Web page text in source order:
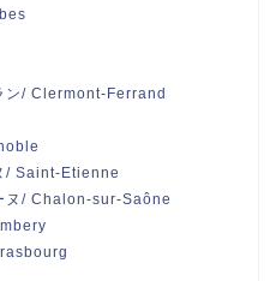
ン/ Clermont-Ferrand
/ Saint-Etienne
ヌ/ Chalon-sur-Saône